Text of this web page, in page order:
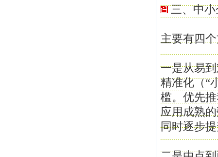
三、中小
主要有四
一是从易
精准化（“
槛。优先
应用成熟
同时逐步